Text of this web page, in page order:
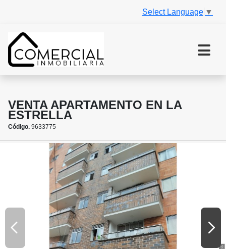
Select Language ▼
VENTA APARTAMENTO EN LA
ESTRELLA
Código. 9633775